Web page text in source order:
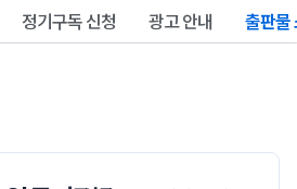
정기구독 신청 광고 안내 출판물